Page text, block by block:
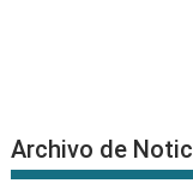
Archivo de